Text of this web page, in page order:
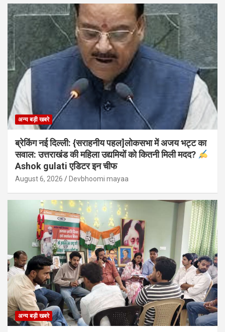
अन्य बड़ी खबरे
ब्रेकिंग नई दिल्ली: {सराहनीय पहल]लोकसभा में अजय भट्ट का
सवाल: उत्तराखंड की महिला उद्यमियों को कितनी मिली मदद?
Ashok gulati एडिटर इन चीफ
August 6, 2026 Devbhoomi mayaa
अन्य बड़ी खबरे